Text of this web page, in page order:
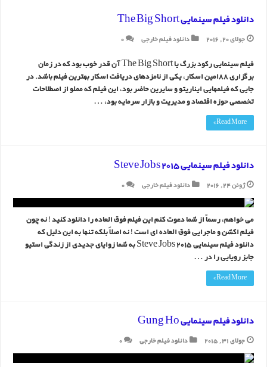
دانلود فیلم سینمایی The Big Short
جولای 20, 2016 دانلود فیلم خارجی 0
فیلم سینمایی رکود بزرگ یا The Big Short آن قدر خوب بود که در زمان
برگزاری 88امین اسکار، یکی از نامزدهای دریافت اسکار بهترین فیلم باشد. در
جایی که فیلمهایی ایناریتو و سایرین حاضر بود، این فیلم که مملو از اصطلاحات
تخصصی حوزه اقتصاد و مدیریت و بازار سرمایه بود، …
Read More »
دانلود فیلم سینمایی Steve Jobs 2015
ژوئن 24, 2016 دانلود فیلم خارجی 0
می خواهم، رسماً از شما دعوت کنم این فیلم فوق العاده را دانلود کنید ! نه چون
فیلم اکشن و ماجرایی فوق العاده ای است ! نه اصلاً بلکه تنها به این دلیل که
دانلود فیلم سینمایی Steve Jobs 2015 به شما زوایای جدیدی از زندگی استیو
جابز رویایی را در …
Read More »
دانلود فیلم سینمایی Gung Ho
جولای 31, 2015 دانلود فیلم خارجی 0